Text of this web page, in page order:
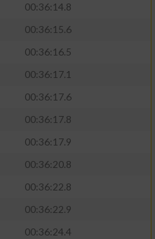
00:36:14.8
00:36:15.6
00:36:16.5
00:36:17.1
00:36:17.6
00:36:17.8
00:36:17.9
00:36:20.8
00:36:22.8
00:36:22.9
00:36:24.4